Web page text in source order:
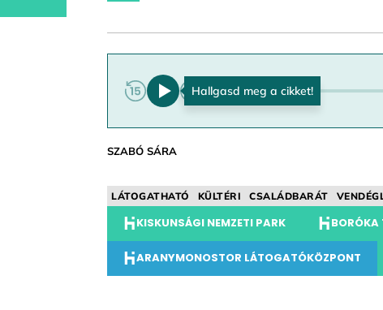
0:00
SZABÓ SÁRA
LÁTOGATHATÓ KÜLTÉRI CSALÁDBARÁT
KISKUNSÁGI NEMZETI PARK BORÓKA
ARANYMONOSTOR LÁTOGATÓKÖZPONT